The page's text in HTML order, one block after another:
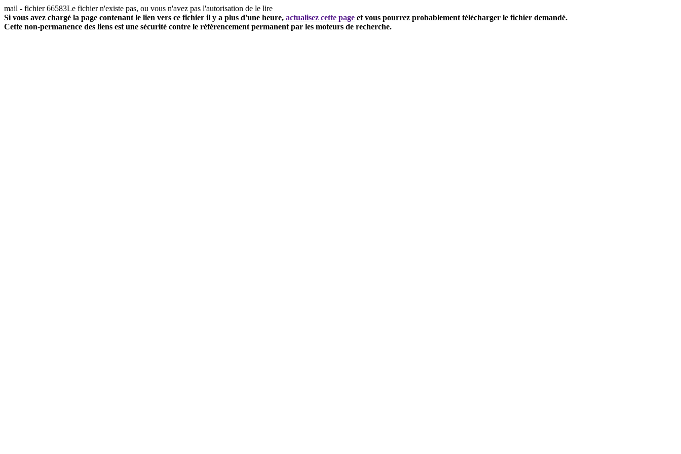
mail - fichier 66583Le fichier n'existe pas, ou vous n'avez pas l'autorisation de le lire
Si vous avez chargé la page contenant le lien vers ce fichier il y a plus d'une heure, actualisez cette page et vous pourrez probablement télécharger le fichier demandé.
Cette non-permanence des liens est une sécurité contre le référencement permanent par les moteurs de recherche.